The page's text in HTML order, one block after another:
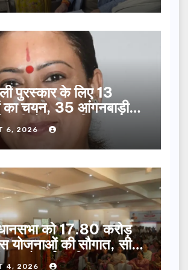
पुरस्कार के लिए 13
का चयन, 35 आंगनबाड़ी
भी होंगी सम्मानित…
6, 2026
को 17.80 करोड़
योजनाओं की सौगात, सीएम
लोकार्पण-शिलान्यास.
4, 2026